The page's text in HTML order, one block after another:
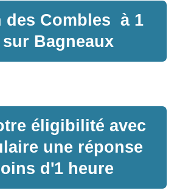
des Combles à 1
Bagneaux
éligibilité avec
une réponse
d'1 heure